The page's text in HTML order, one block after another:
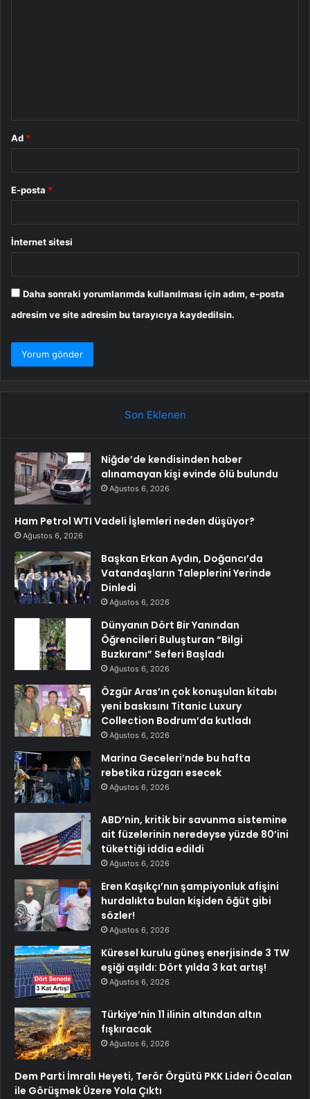
Ad *
E-posta *
İnternet sitesi
Daha sonraki yorumlarımda kullanılması için adım, e-posta
adresim ve site adresim bu tarayıcıya kaydedilsin.
Son Eklenen
Niğde’de kendisinden haber
alınamayan kişi evinde ölü bulundu
Ağustos 6, 2026
Ham Petrol WTI Vadeli İşlemleri neden düşüyor?
Ağustos 6, 2026
Başkan Erkan Aydın, Doğancı’da
Vatandaşların Taleplerini Yerinde
Dinledi
Ağustos 6, 2026
Dünyanın Dört Bir Yanından
Öğrencileri Buluşturan “Bilgi
Buzkıranı” Seferi Başladı
Ağustos 6, 2026
Özgür Aras’ın çok konuşulan kitabı
yeni baskısını Titanic Luxury
Collection Bodrum’da kutladı
Ağustos 6, 2026
Marina Geceleri’nde bu hafta
rebetika rüzgarı esecek
Ağustos 6, 2026
ABD’nin, kritik bir savunma sistemine
ait füzelerinin neredeyse yüzde 80’ini
tükettiği iddia edildi
Ağustos 6, 2026
Eren Kaşıkçı’nın şampiyonluk afişini
hurdalıkta bulan kişiden öğüt gibi
sözler!
Ağustos 6, 2026
Küresel kurulu güneş enerjisinde 3 TW
eşiği aşıldı: Dört yılda 3 kat artış!
Ağustos 6, 2026
Türkiye’nin 11 ilinin altından altın
fışkıracak
Ağustos 6, 2026
Dem Parti İmralı Heyeti, Terör Örgütü PKK Lideri Öcalan
ile Görüşmek Üzere Yola Çıktı